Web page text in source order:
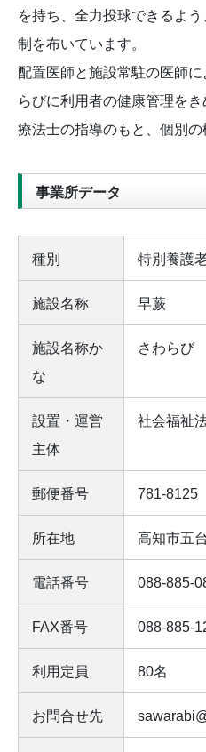
を持ち、全力投球できるよ
制を布いています。
配置医師と施設常駐の医師
らびに利用者の健康管理を
療法士の指導のもと、個別の
事業所データ
種別 特別養護
施設名称 早蕨
施設名称か
な
さわらび
設置・運営
主体
社会福祉
郵便番号 781-8125
所在地 高知市五
電話番号 088-885-
FAX番号 088-885-
利用定員 80名
お問合せ先